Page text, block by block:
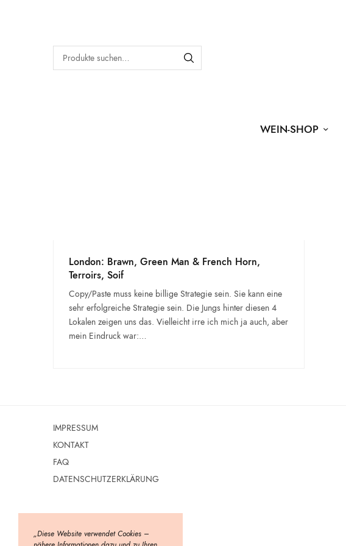
WEIN-SHOP
London: Brawn, Green Man & French Horn,
Terroirs, Soif
Copy/Paste muss keine billige Strategie sein. Sie kann eine
sehr erfolgreiche Strategie sein. Die Jungs hinter diesen 4
Lokalen zeigen uns das. Vielleicht irre ich mich ja auch, aber
mein Eindruck war:…
IMPRESSUM
KONTAKT
FAQ
DATENSCHUTZERKLÄRUNG
„Diese Website verwendet Cookies –